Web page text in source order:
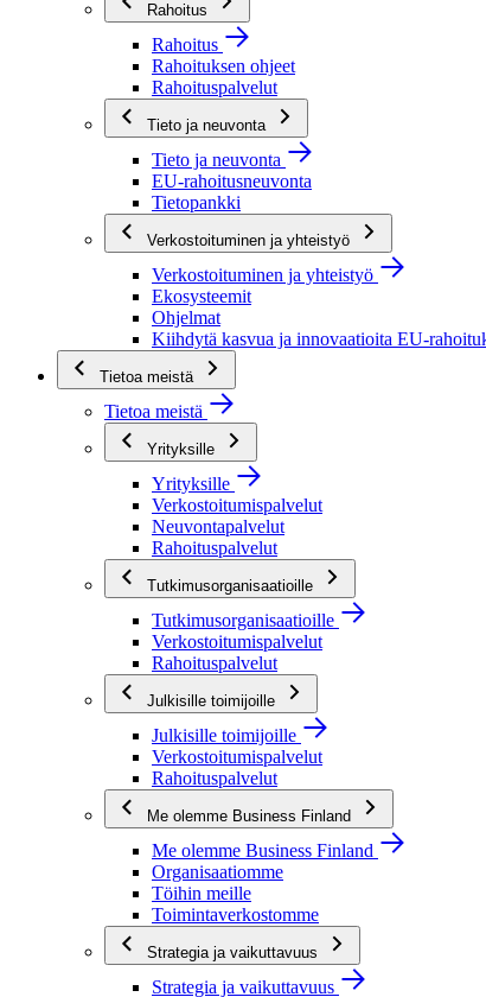
Rahoitus
Rahoitus
Rahoituksen ohjeet
Rahoituspalvelut
Tieto ja neuvonta
Tieto ja neuvonta
EU-rahoitusneuvonta
Tietopankki
Verkostoituminen ja yhteistyö
Verkostoituminen ja yhteistyö
Ekosysteemit
Ohjelmat
Kiihdytä kasvua ja innovaatioita EU-
Tietoa meistä
Tietoa meistä
Yrityksille
Yrityksille
Verkostoitumispalvelut
Neuvontapalvelut
Rahoituspalvelut
Tutkimusorganisaatioille
Tutkimusorganisaatioille
Verkostoitumispalvelut
Rahoituspalvelut
Julkisille toimijoille
Julkisille toimijoille
Verkostoitumispalvelut
Rahoituspalvelut
Me olemme Business Finland
Me olemme Business Finland
Organisaatiomme
Töihin meille
Toimintaverkostomme
Strategia ja vaikuttavuus
Strategia ja vaikuttavuus